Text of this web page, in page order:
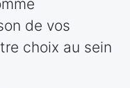
de vos
choix au sein